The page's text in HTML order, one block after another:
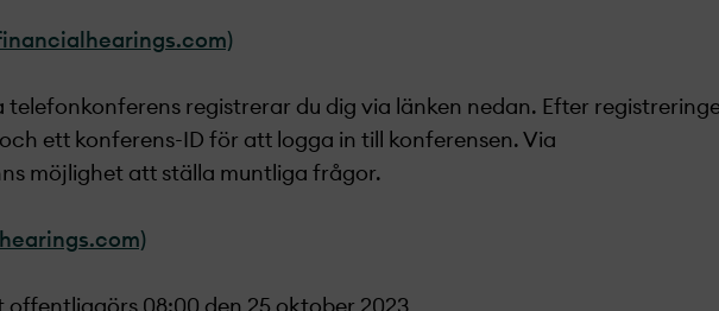
telefonkonferens registrerar du dig via länken nedan. Efter
ett konferens-ID för att logga in till konferensen. Via
möjlighet att ställa muntliga frågor.
offentliggörs 08:00 den 25 oktober 2023